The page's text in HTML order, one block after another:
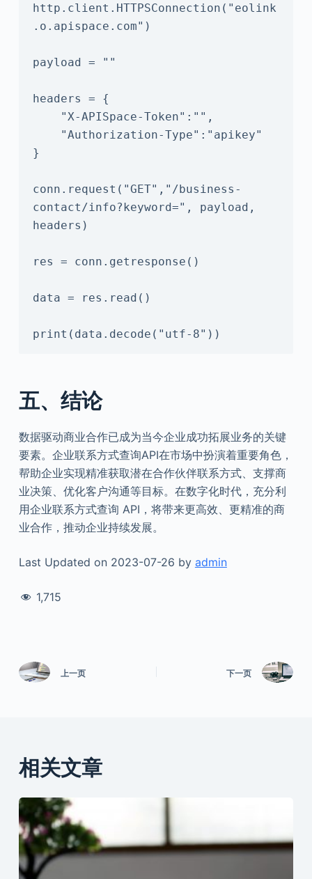
http.client.HTTPSConnection("eolink
.o.apispace.com")
payload = ""
headers = {
}
conn.request("GET","/business-
contact/info?keyword=", payload,
headers)
res = conn.getresponse()
data = res.read()
print(data.decode("utf-8"))
五、结论
数据驱动商业合作已成为当今企业成功拓展业务的关键
要素。企业联系方式查询API在市场中扮演着重要角色，
帮助企业实现精准获取潜在合作伙伴联系方式、支撑商
业决策、优化客户沟通等目标。在数字化时代，充分利
用企业联系方式查询 API，将带来更高效、更精准的商
业合作，推动企业持续发展。
Last Updated on 2023-07-26 by admin
1,715
上一页 下一页
相关文章